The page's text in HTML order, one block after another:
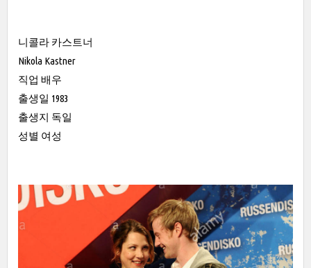
니콜라 카스트너
Nikola Kastner
직업 배우
출생일 1983
출생지 독일
성별 여성